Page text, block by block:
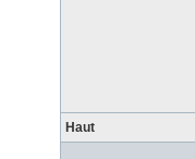
Haut